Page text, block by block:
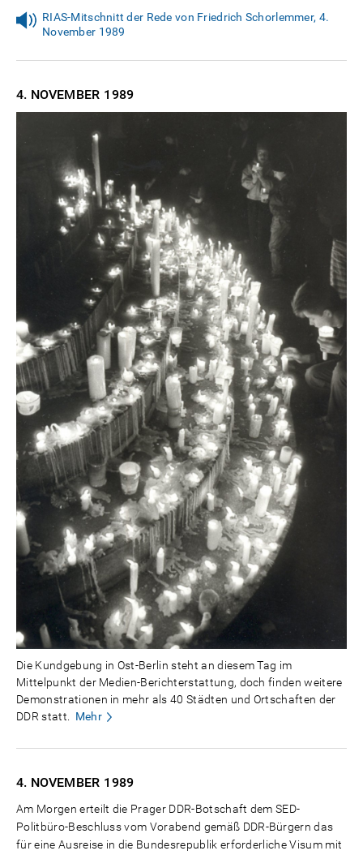
RIAS-Mitschnitt der Rede von Friedrich Schorlemmer, 4.
November 1989
4. NOVEMBER 1989
Die Kundgebung in Ost-Berlin steht an diesem Tag im
Mittelpunkt der Medien-Berichterstattung, doch finden weitere
Demonstrationen in mehr als 40 Städten und Ortschaften der
DDR statt. Mehr
4. NOVEMBER 1989
Am Morgen erteilt die Prager DDR-Botschaft dem SED-
Politbüro-Beschluss vom Vorabend gemäß DDR-Bürgern das
für eine Ausreise in die Bundesrepublik erforderliche Visum mit